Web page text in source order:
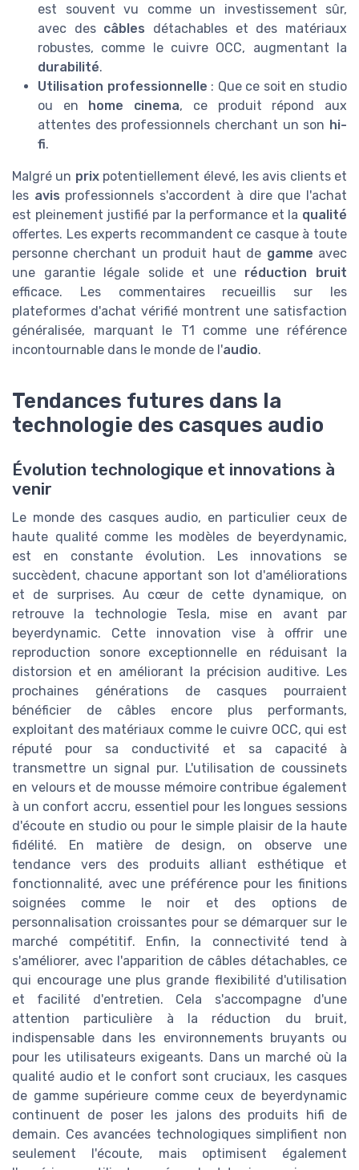
est souvent vu comme un investissement sûr,
avec des câbles détachables et des matériaux
robustes, comme le cuivre OCC, augmentant la
durabilité.
Utilisation professionnelle : Que ce soit en studio
ou en
home cinema, ce produit répond aux
attentes des professionnels cherchant un son hi-
fi.
Malgré un prixpotentiellement élevé, les avis clients et
les avis professionnels s'accordent à dire que l'achat
est pleinement justifié par la performance et la qualité
offertes. Les experts recommandent ce casque à toute
personne cherchant un produit haut de gamme avec
une garantie légale solide et une réduction bruit
efficace. Les commentaires recueillis sur les
plateformes d'achat vérifié montrent une satisfaction
généralisée, marquant le T1 comme une référence
incontournable dans le monde de l'audio.
Tendances futures dans la
technologie des casques audio
Évolution technologique et innovations à
venir
Le monde des casques audio, en particulier ceux de
haute qualité comme les modèles de beyerdynamic,
est en constante évolution. Les innovations se
succèdent, chacune apportant son lot d'améliorations
et de surprises. Au cœur de cette dynamique, on
retrouve la technologie Tesla, mise en avant par
beyerdynamic. Cette innovation vise à offrir une
reproduction sonore exceptionnelle en réduisant la
distorsion et en améliorant la précision auditive. Les
prochaines générations de casques pourraient
bénéficier de câbles encore plus performants,
exploitant des matériaux comme le cuivre OCC, qui est
réputé pour sa conductivité et sa capacité à
transmettre un signal pur. L'utilisation de coussinets
en velours et de mousse mémoire contribue également
à un confort accru, essentiel pour les longues sessions
d'écoute en studio ou pour le simple plaisir de la haute
fidélité. En matière de design, on observe une
tendance vers des produits alliant esthétique et
fonctionnalité, avec une préférence pour les finitions
soignées comme le noir et des options de
personnalisation croissantes pour se démarquer sur le
marché compétitif. Enfin, la connectivité tend à
s'améliorer, avec l'apparition de câbles détachables, ce
qui encourage une plus grande flexibilité d'utilisation
et facilité d'entretien. Cela s'accompagne d'une
attention particulière à la réduction du bruit,
indispensable dans les environnements bruyants ou
pour les utilisateurs exigeants. Dans un marché où la
qualité audio et le confort sont cruciaux, les casques
de gamme supérieure comme ceux de beyerdynamic
continuent de poser les jalons des produits hifi de
demain. Ces avancées technologiques simplifient non
seulement l'écoute, mais optimisent également